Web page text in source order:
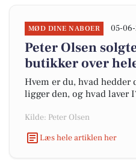
MØD DINE NABOER 05-
Peter Olsen
butikker over
Hvem er du, hvad
ligger den, og hvad laver
Kilde: Peter Olsen
Læs hele artiklen her